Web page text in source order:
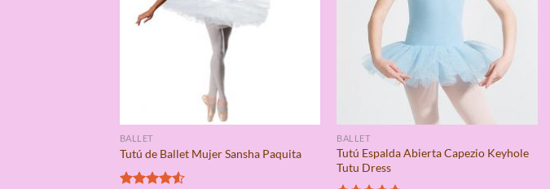
BALLET
Tutú de Ballet Mujer Sansha Paquita
BALLET
Tutú Espalda Abierta Capezio Keyhole
Tutu Dress